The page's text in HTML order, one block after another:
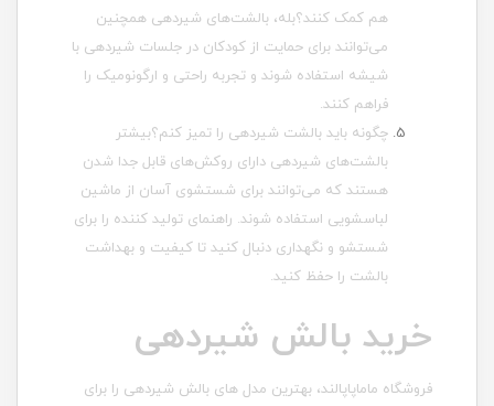
هم کمک کنند؟بله، بالشت‌های شیردهی همچنین
می‌توانند برای حمایت از کودکان در جلسات شیردهی با
شیشه استفاده شوند و تجربه راحتی و ارگونومیک را
فراهم کنند.
چگونه باید بالشت شیردهی را تمیز کنم؟بیشتر
بالشت‌های شیردهی دارای روکش‌های قابل جدا شدن
هستند که می‌توانند برای شستشوی آسان از ماشین
لباسشویی استفاده شوند. راهنمای تولید کننده را برای
شستشو و نگهداری دنبال کنید تا کیفیت و بهداشت
بالشت را حفظ کنید.
خرید بالش شیردهی
فروشگاه ماماپاپالند، بهترین مدل های بالش شیردهی را برای